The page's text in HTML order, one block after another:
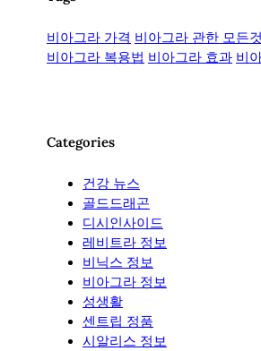
비아그라 가격 비아그라 관한 모든것
비아그라 복용법 비아그라 효과 비
Categories
건강 뉴스
골드드래곤
디시인사이드
레비트라 정보
비닉스 정보
비아그라 정보
성생활
센트립 정품
시알리스 정보